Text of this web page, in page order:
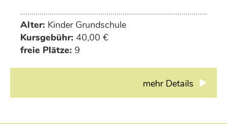
Alter: Kinder Grundschule
Kursgebühr: 40,00 €
freie Plätze: 9
mehr Details